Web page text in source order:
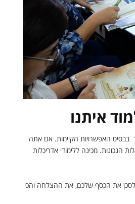
איתנו
בבסיס האפשרויות הקיימות. אם אתה
הנכונות. מכינה ללימודי אדריכלות
לסכן את הכסף שלכם, את ההצלחה והכי